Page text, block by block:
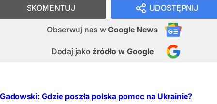
UDOSTĘPNIJ
Obserwuj nas w Google News
Dodaj jako źródło w Google
SKOMENTUJ
Gadowski: Gdzie poszła polska pomoc na Ukrainie?